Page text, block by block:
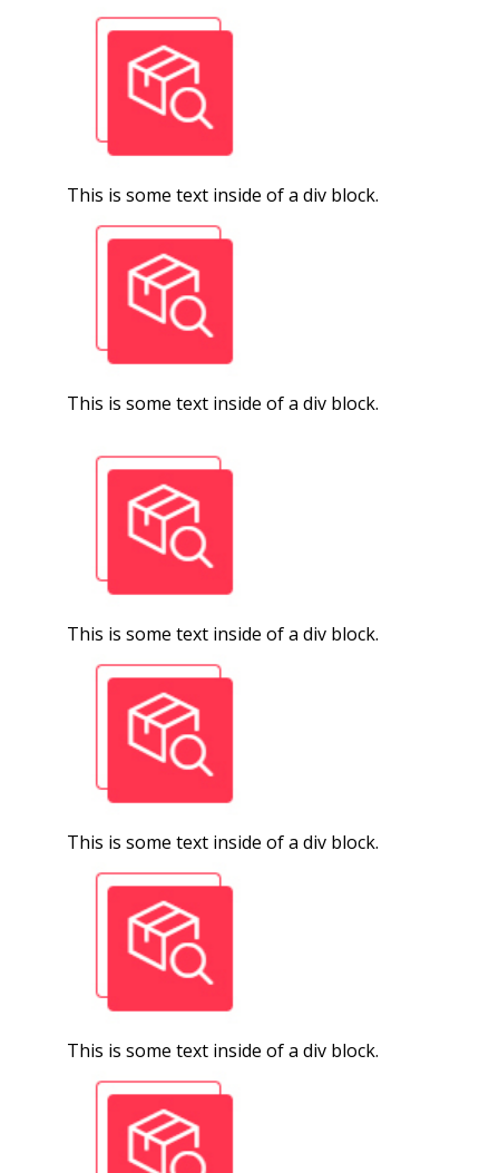
This is some text inside of a div block.
This is some text inside of a div block.
This is some text inside of a div block.
This is some text inside of a div block.
This is some text inside of a div block.